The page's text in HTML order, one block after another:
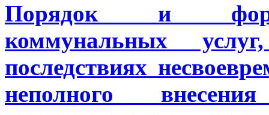
Порядок и
коммунальных
последствиях
неполного